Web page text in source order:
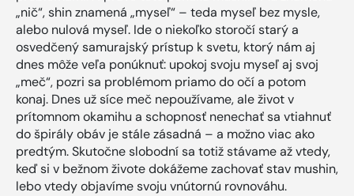
„nič“, shin znamená „myseľ“ – teda myseľ bez mysle,
alebo nulová myseľ. Ide o niekoľko storočí starý a
osvedčený samurajský prístup k svetu, ktorý nám aj
dnes môže veľa ponúknuť: upokoj svoju myseľ aj svoj
„meč“, pozri sa problémom priamo do očí a potom
konaj. Dnes už síce meč nepoužívame, ale život v
prítomnom okamihu a schopnosť nenechať sa vtiahnuť
do špirály obáv je stále zásadná – a možno viac ako
predtým. Skutočne slobodní sa totiž stávame až vtedy,
keď si v bežnom živote dokážeme zachovať stav mushin,
lebo vtedy objavíme svoju vnútornú rovnováhu.